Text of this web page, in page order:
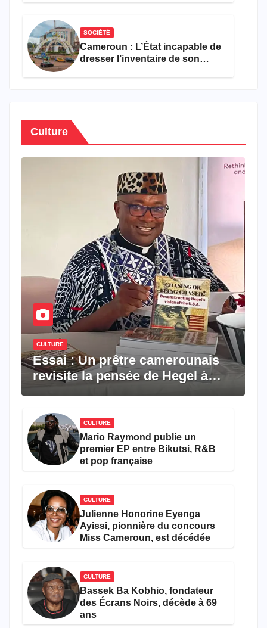
SOCIÉTÉ
Cameroun : L’État incapable de
dresser l’inventaire de son
Culture
CULTURE
Essai : Un prêtre camerounais
revisite la pensée de Hegel à
travers le rêve américain
CULTURE
Mario Raymond publie un
premier EP entre Bikutsi, R&B
et pop française
CULTURE
Julienne Honorine Eyenga
Ayissi, pionnière du concours
Miss Cameroun, est décédée
CULTURE
Bassek Ba Kobhio, fondateur
des Écrans Noirs, décède à 69
ans